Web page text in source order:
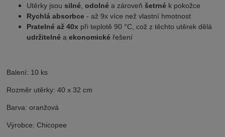
Utěrky jsousilné ,odolné a zároveňšetrné k pokožce
Rychlá absorbce - až 9x více než vlastní hmotnost
Pratelné až 40x při teplotě 90 °C, což z těchto utěrek dělá
udržitelné aekonomické řešení
Balení: 10 ks
Rozměr utěrky: 40 x 32 cm
Barva: oranžová
Výrobce: Chicopee